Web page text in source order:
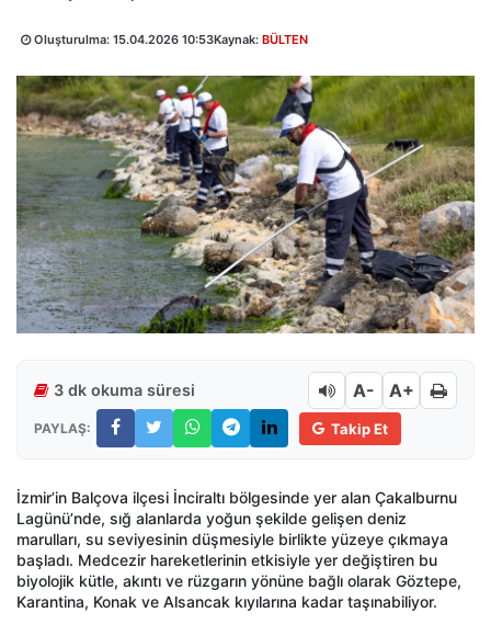
Oluşturulma: 15.04.2026 10:53Kaynak: BÜLTEN
3 dk okuma süresi A- A+
PAYLAŞ: Takip Et
İzmir’in Balçova ilçesi İnciraltı bölgesinde yer alan Çakalburnu
Lagünü’nde, sığ alanlarda yoğun şekilde gelişen deniz
marulları, su seviyesinin düşmesiyle birlikte yüzeye çıkmaya
başladı. Medcezir hareketlerinin etkisiyle yer değiştiren bu
biyolojik kütle, akıntı ve rüzgarın yönüne bağlı olarak Göztepe,
Karantina, Konak ve Alsancak kıyılarına kadar taşınabiliyor.